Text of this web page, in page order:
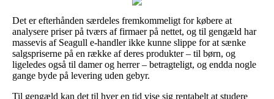
Det er efterhånden særdeles fremkommeligt for købere at
analysere priser på tværs af firmaer på nettet, og til gengæld har
massevis af Seagull e-handler ikke kunne slippe for at sænke
salgspriserne på en række af deres produkter – til børn, og
ligeledes også til damer og herrer – betragteligt, og endda nogle
gange byde på levering uden gebyr.
Til gengæld kan det til hver en tid vise sig rentabelt at studere